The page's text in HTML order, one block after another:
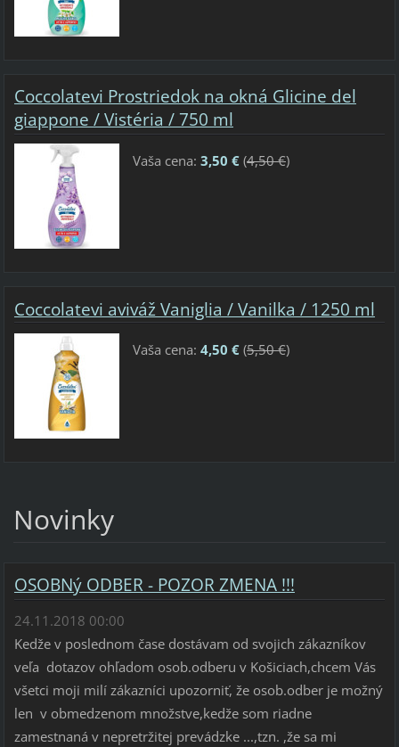
Coccolatevi Prostriedok na okná Glicine del
giappone / Vistéria / 750 ml
Vaša cena: 3,50 €(4,50 €)
Coccolatevi aviváž Vaniglia / Vanilka / 1250 ml
Vaša cena: 4,50 €(5,50 €)
Novinky
OSOBNý ODBER - POZOR ZMENA !!!
24.11.2018 00:00
Kedže v poslednom čase dostávam od svojich zákazníkov
veľa dotazov ohľadom osob.odberu v Košiciach,chcem Vás
všetci moji milí zákazníci upozorniť, že osob.odber je možný
len v obmedzenom množstve,kedže som riadne
zamestnaná v nepretržitej prevádzke ...,tzn. ,že sa mi